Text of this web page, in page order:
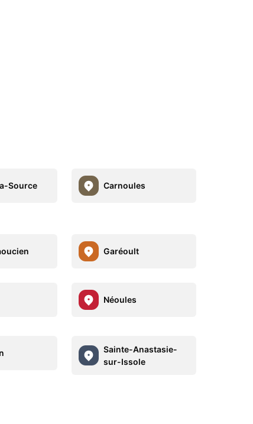
Source Carnoules
Garéoult
Néoules
Sainte-Anastasie-
sur-Issole